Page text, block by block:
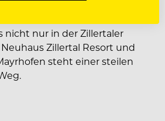
nicht nur in der Zillertaler
Zillertal Resort und
steht einer steilen